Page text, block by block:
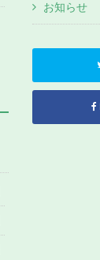
お知らせ